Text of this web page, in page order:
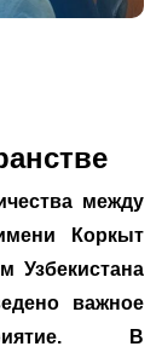
между
Коркыт
Узбекистана
важное
В